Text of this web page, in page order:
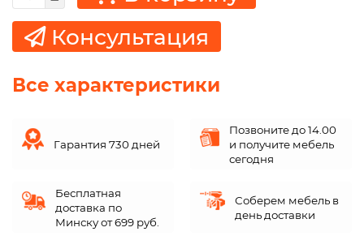
Консультация
Все характеристики
Гарантия 730 дней
Позвоните до 14.00
и получите мебель
сегодня
Бесплатная
доставка по
Минску от 699 руб.
Соберем мебель в
день доставки